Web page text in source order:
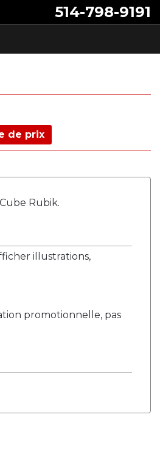
514-798-9191
de prix
Rubik.
illustrations,
promotionnelle, pas